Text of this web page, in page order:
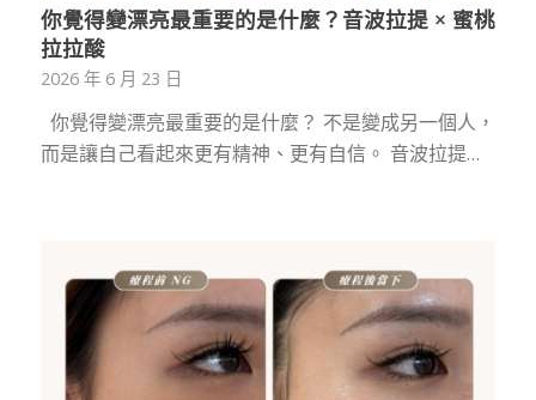
你覺得變漂亮最重要的是什麼？音波拉提 × 蜜桃
拉拉酸
2026 年 6 月 23 日
你覺得變漂亮最重要的是什麼？ 不是變成另一個人，
而是讓自己看起來更有精神、更有自信。 音波拉提…